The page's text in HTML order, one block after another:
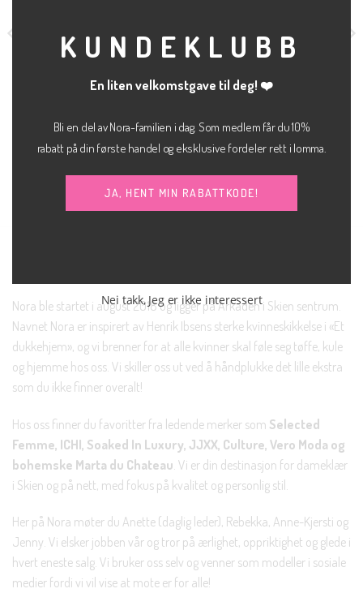
Lexi bukse ICHI The dekota bootcut
Nora ble startet i august 2018 og ligger på Arkaden i Skien sentrum.
Navnet Nora er inspirert av Henrik Ibsens sterke kvinneskikkelse i «Et
dukkehjem», og vi brenner for at alle kvinner skal føle seg tøffe, kule
og hjemme hos oss. Vi skiller oss ut ved å håndplukke det lille ekstra
som du ikke finner overalt!
Hos oss finner du favoritter fra ledende merker som Selected
Femme, ICHI, Soaked In Luxury, JJXX, Culture, Vero Moda og
bohemske Marta du Chateau . Vi er din destinasjon for dameklær
i Skien og på nett, med fokus på kvalitet og personlig stil.
Her på Nora møter du Anette (daglig leder), Rebekka, Anne-Kjersti og
Jenny. Vi elsker jobben vår og tror på ærlighet, oppriktighet og glede i
hvert eneste salg. Vi bruker oss selv og venner som modeller i sosiale
medier fordi vi vil vise at mote er for alle!
KUNDEKLUBB
En liten velkomstgave til deg! ❤️
Bli en del av Nora-familien i dag. Som medlem får du 10%
rabatt på din første handel og eksklusive fordeler rett i lomma.
JA, HENT MIN RABATTKODE!
Nei takk, Jeg er ikke interessert